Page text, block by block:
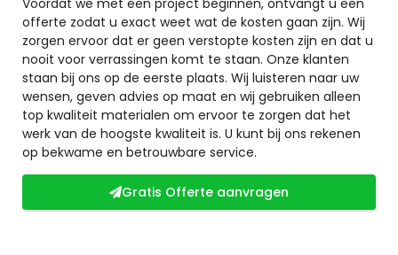
offerte zodat u exact weet wat de kosten gaan zijn. Wij
zorgen ervoor dat er geen verstopte kosten zijn en dat u
nooit voor verrassingen komt te staan. Onze klanten
staan bij ons op de eerste plaats. Wij luisteren naar uw
wensen, geven advies op maat en wij gebruiken alleen
top kwaliteit materialen om ervoor te zorgen dat het
werk van de hoogste kwaliteit is. U kunt bij ons rekenen
op bekwame en betrouwbare service.
Gratis Offerte aanvragen